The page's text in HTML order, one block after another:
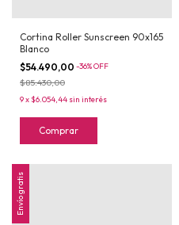
Cortina Roller Sunscreen 90x165
Blanco
$54.490,00 -36%OFF
$85.430,00
9x$6.054,44 sin interés
Comprar
Envío gratis